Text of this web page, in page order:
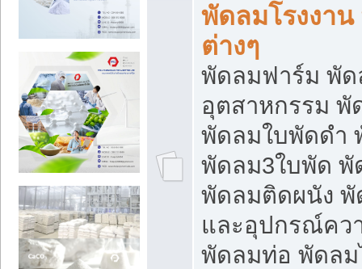
พัดลมโรงงา
ต่างๆ
พัดลมฟาร์ม พัด
อุตสาหกรรม
พัดลมใบพัดดำ
พัดลม3ใบพัด พั
พัดลมติดผนัง
และอุปกรณ์คว
พัดลมท่อ พัดลม